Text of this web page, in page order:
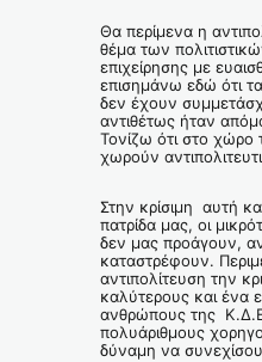
Θα περίμενα η
θέμα των
επιχείρησης με
επισημάνω εδώ ότι
δεν έχουν
αντιθέτως ήταν
Τονίζω ότι στο χώρο
χωρούν
Στην κρίσιμη αυτή
πατρίδα μας, οι
δεν μας προάγουν,
καταστρέφουν.
αντιπολίτευση την
καλύτερους και ένα
ανθρώπους της
πολυάριθμους
δύναμη να